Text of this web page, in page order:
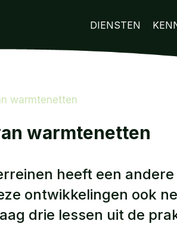
DIENSTEN
warmtenetten
warmtenetten
heeft een
ontwikkelingen ook
drie lessen uit de